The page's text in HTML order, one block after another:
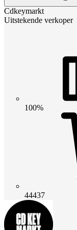
Cdkeymarkt
Uitstekende verkoper
100%
44437